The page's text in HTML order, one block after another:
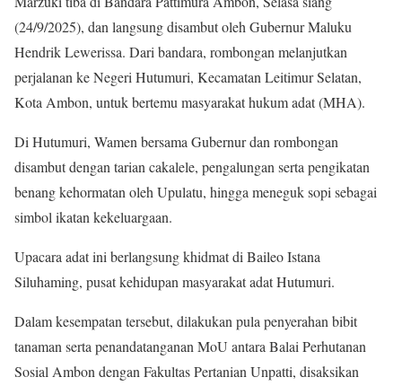
(24/9/2025), dan langsung disambut oleh Gubernur Maluku
Hendrik Lewerissa. Dari bandara, rombongan melanjutkan
perjalanan ke Negeri Hutumuri, Kecamatan Leitimur Selatan,
Kota Ambon, untuk bertemu masyarakat hukum adat (MHA).
Di Hutumuri, Wamen bersama Gubernur dan rombongan
disambut dengan tarian cakalele, pengalungan serta pengikatan
benang kehormatan oleh Upulatu, hingga meneguk sopi sebagai
simbol ikatan kekeluargaan.
Upacara adat ini berlangsung khidmat di Baileo Istana
Siluhaming, pusat kehidupan masyarakat adat Hutumuri.
Dalam kesempatan tersebut, dilakukan pula penyerahan bibit
tanaman serta penandatanganan MoU antara Balai Perhutanan
Sosial Ambon dengan Fakultas Pertanian Unpatti, disaksikan